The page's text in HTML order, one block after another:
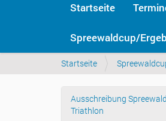
Startseite
Spreewaldcup/
Sie
Startseite
Navigation
Ausschreibung
Triathlon